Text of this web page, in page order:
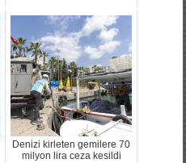
Denizi kirleten gemilere 70
milyon lira ceza kesildi